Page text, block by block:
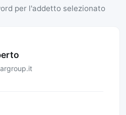
per l'addetto selezionato